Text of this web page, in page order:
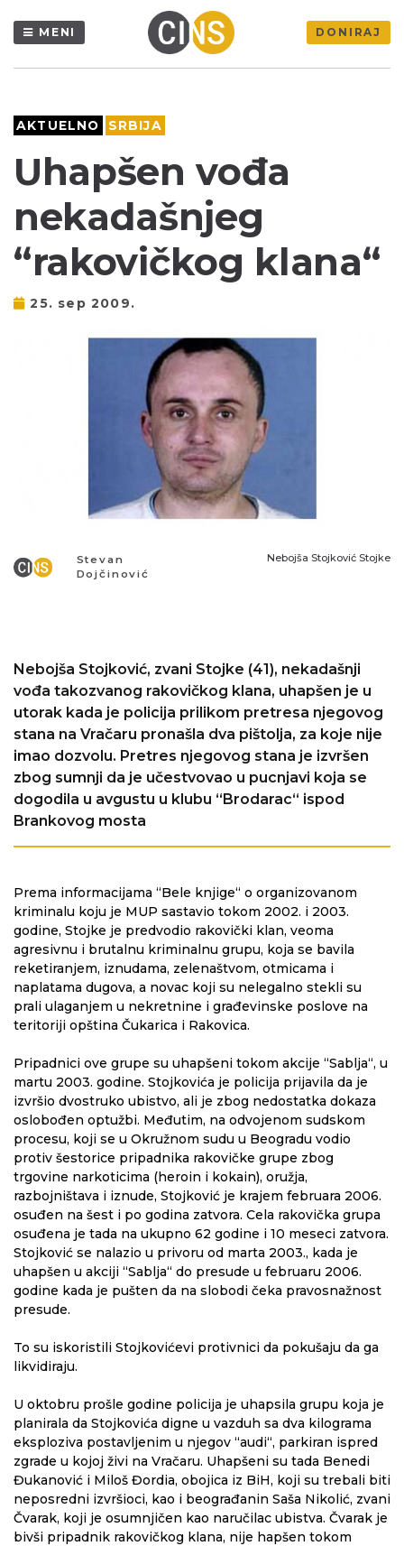
MENI DONIRAJ
AKTUELNO SRBIJA
Uhapšen vođa
nekadašnjeg
“rakovičkog klana“
25. sep 2009.
Stevan
Dojčinović
Nebojša Stojković Stojke
Nebojša Stojković, zvani Stojke (41), nekadašnji
vođa takozvanog rakovičkog klana, uhapšen je u
utorak kada je policija prilikom pretresa njegovog
stana na Vračaru pronašla dva pištolja, za koje nije
imao dozvolu. Pretres njegovog stana je izvršen
zbog sumnji da je učestvovao u pucnjavi koja se
dogodila u avgustu u klubu “Brodarac“ ispod
Brankovog mosta
Prema informacijama “Bele knjige“ o organizovanom
kriminalu koju je MUP sastavio tokom 2002. i 2003.
godine, Stojke je predvodio rakovički klan, veoma
agresivnu i brutalnu kriminalnu grupu, koja se bavila
reketiranjem, iznudama, zelenaštvom, otmicama i
naplatama dugova, a novac koji su nelegalno stekli su
prali ulaganjem u nekretnine i građevinske poslove na
teritoriji opština Čukarica i Rakovica.
Pripadnici ove grupe su uhapšeni tokom akcije “Sablja“, u
martu 2003. godine. Stojkovića je policija prijavila da je
izvršio dvostruko ubistvo, ali je zbog nedostatka dokaza
oslobođen optužbi. Međutim, na odvojenom sudskom
procesu, koji se u Okružnom sudu u Beogradu vodio
protiv šestorice pripadnika rakovičke grupe zbog
trgovine narkoticima (heroin i kokain), oružja,
razbojništava i iznude, Stojković je krajem februara 2006.
osuđen na šest i po godina zatvora. Cela rakovička grupa
osuđena je tada na ukupno 62 godine i 10 meseci zatvora.
Stojković se nalazio u privoru od marta 2003., kada je
uhapšen u akciji “Sablja“ do presude u februaru 2006.
godine kada je pušten da na slobodi čeka pravosnažnost
presude.
To su iskoristili Stojkovićevi protivnici da pokušaju da ga
likvidiraju.
U oktobru prošle godine policija je uhapsila grupu koja je
planirala da Stojkovića digne u vazduh sa dva kilograma
eksploziva postavljenim u njegov “audi“, parkiran ispred
zgrade u kojoj živi na Vračaru. Uhapšeni su tada Benedi
Đukanović i Miloš Đordia, obojica iz BiH, koji su trebali biti
neposredni izvršioci, kao i beograđanin Saša Nikolić, zvani
Čvarak, koji je osumnjičen kao naručilac ubistva. Čvarak je
bivši pripadnik rakovičkog klana, nije hapšen tokom